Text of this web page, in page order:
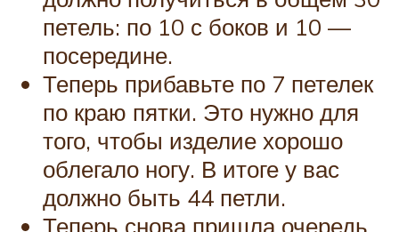
петель: по 10 с боков и 10 —
посередине.
Теперь прибавьте по 7 петелек
по краю пятки. Это нужно для
того, чтобы изделие хорошо
облегало ногу. В итоге у вас
должно быть 44 петли.
Теперь снова пришла очередь